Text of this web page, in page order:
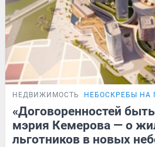
НЕДВИЖИМОСТЬ НЕБОСКРЕБЫ НА
«Договоренностей
мэрия Кемерова — о
льготников в новых